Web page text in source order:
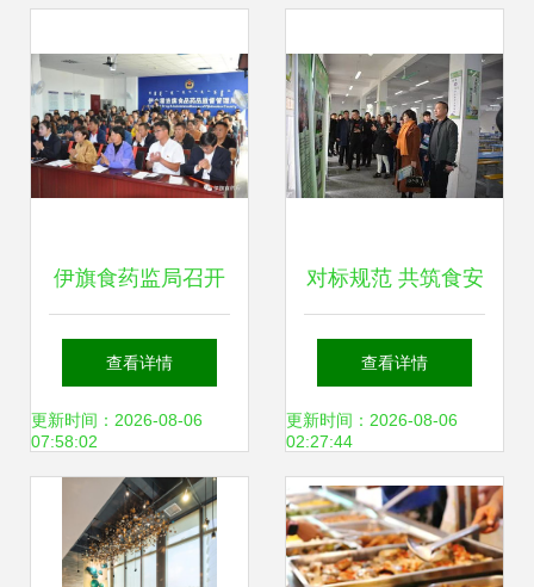
伊旗食药监局召开
全旗餐饮服务食品
安全操作规范宣贯
暨示范店授牌仪式
查看详情
更新时间：2026-08-06
07:58:02
对标规范 共筑食安
——全市A级餐饮
服务单位食品安全
集中培训班赴云中
食堂参观纪实
查看详情
更新时间：2026-08-06
02:27:44